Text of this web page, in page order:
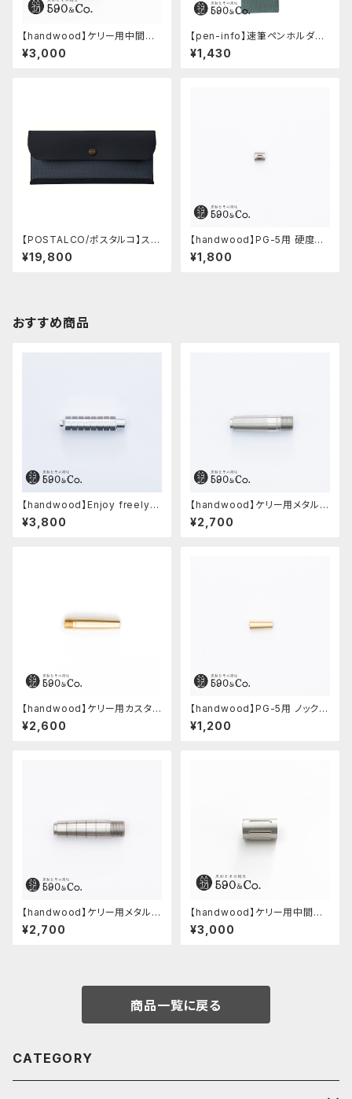
【handwood】ケリー用中間パ
ーツ/カスタムグリップ (縦溝/ス
テンレス)
¥3,000
【pen-info】速筆ペンホルダー
590&Co.別注色 (アクアブル
ー)
¥1,430
【POSTALCO/ポスタルコ】スナ
ップペンケース (Navy Blue)
¥19,800
【handwood】PG-5用 硬度表
示窓 (ステンレス/楕円窓)
¥1,800
おすすめ商品
【handwood】Enjoy freely
前軸・八角形ストレート(ジュラル
ミン)
¥3,800
【handwood】ケリー用メタルグ
リップ/前軸・滑り止め (ステンレ
ス)
¥2,700
【handwood】ケリー用カスタム
後軸 (真鍮)
¥2,600
【handwood】PG-5用 ノック部
カバー (真鍮)
¥1,200
【handwood】ケリー用メタルグ
¥2,700
【handwood】ケリー用中間パ
ーツ/カスタムグリップ (縦溝/ス
テンレス)
¥3,000
商品一覧に戻る
CATEGORY